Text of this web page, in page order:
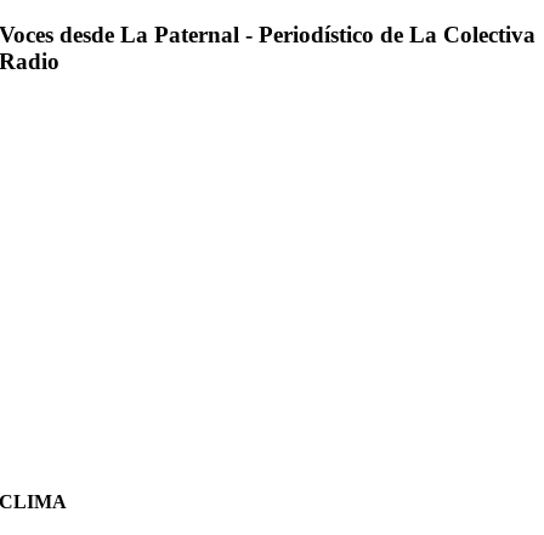
Voces desde La Paternal - Periodístico de La Colectiva
Radio
CLIMA